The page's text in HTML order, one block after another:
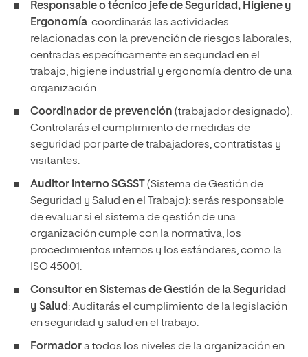
Responsable o técnico jefe de Seguridad, Higiene y
Ergonomía: coordinarás las actividades
relacionadas con la prevención de riesgos laborales,
centradas específicamente en seguridad en el
trabajo, higiene industrial y ergonomía dentro de una
organización.
Coordinador de prevención (trabajador designado).
Controlarás el cumplimiento de medidas de
seguridad por parte de trabajadores, contratistas y
visitantes.
Auditor interno SGSST (Sistema de Gestión de
Seguridad y Salud en el Trabajo): serás responsable
de evaluar si el sistema de gestión de una
organización cumple con la normativa, los
procedimientos internos y los estándares, como la
ISO 45001.
Consultor en Sistemas de Gestión de la Seguridad
y Salud: Auditarás el cumplimiento de la legislación
en seguridad y salud en el trabajo.
Formadora todos los niveles de la organización en